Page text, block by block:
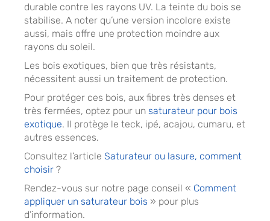
durable contre les rayons UV. La teinte du bois se
stabilise. A noter qu’une version incolore existe
aussi, mais offre une protection moindre aux
rayons du soleil.
Les bois exotiques, bien que très résistants,
nécessitent aussi un traitement de protection.
Pour protéger ces bois, aux fibres très denses et
très fermées, optez pour un saturateur pour bois
exotique. Il protège le teck, ipé, acajou, cumaru, et
autres essences.
Consultez l’article Saturateur ou lasure, comment
choisir ?
Rendez-vous sur notre page conseil « Comment
appliquer un saturateur bois » pour plus
d’information.